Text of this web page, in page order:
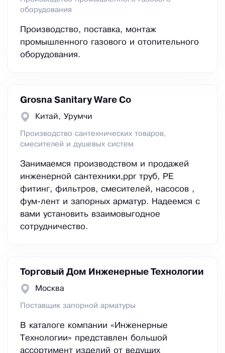
оборудования
Производство, поставка, монтаж
промышленного газового и отопительного
оборудования.
Grosna Sanitary Ware Co
Китай, Урумчи
Производство сантехнических товаров,
смесителей и душевых систем
Занимаемся производством и продажей
инженерной сантехники,ppr труб, PE
фитинг, фильтров, смесителей, насосов ,
фум-лент и запорных арматур. Надеемся с
вами установить взаимовыгодное
сотрудничество.
Торговый Дом Инженерные Технологии
Москва
Поставщик запорной арматуры
В каталоге компании «Инженерные
Технологии» представлен большой
ассортимент изделий от ведущих